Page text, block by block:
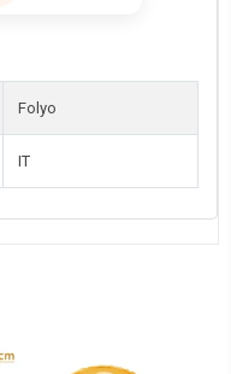
Folyo
IT